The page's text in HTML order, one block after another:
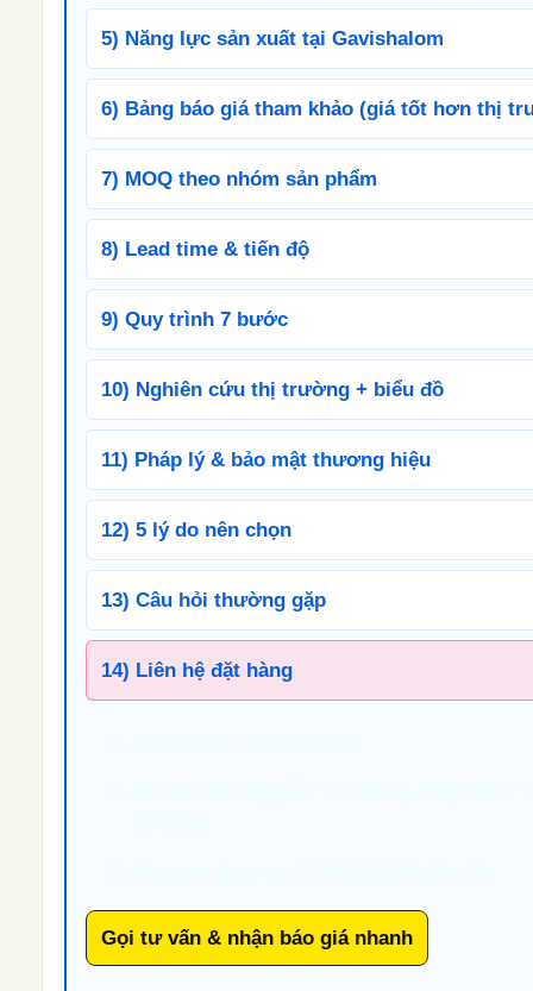
5) Năng lực sản xuất tại Gavishalom
6) Bảng báo giá tham khảo (giá tốt hơn thị
7) MOQ theo nhóm sản phẩm
8) Lead time & tiến độ
9) Quy trình 7 bước
10) Nghiên cứu thị trường + biểu đồ
11) Pháp lý & bảo mật thương hiệu
12) 5 lý do nên chọn
13) Câu hỏi thường gặp
14) Liên hệ đặt hàng
Gọi tư vấn & nhận báo giá nhanh